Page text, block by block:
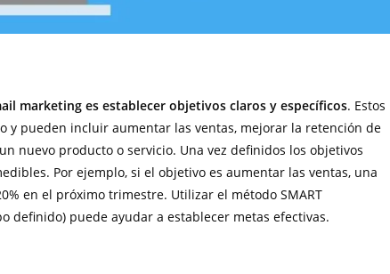
marketing es establecer objetivos claros y específicos. Estos
y pueden incluir aumentar las ventas, mejorar la retención de
nuevo producto o servicio. Una vez definidos los objetivos
Por ejemplo, si el objetivo es aumentar las ventas, una
en el próximo trimestre. Utilizar el método SMART
definido) puede ayudar a establecer metas efectivas.